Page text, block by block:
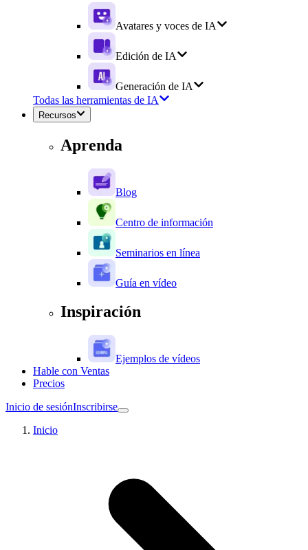
Avatares y voces de IA
Edición de IA
Generación de IA
Todas las herramientas de IA
Recursos
Aprenda
Blog
Centro de información
Seminarios en línea
Guía en vídeo
Inspiración
Ejemplos de vídeos
Hable con Ventas
Precios
Inicio de sesiónInscribirse
Inicio